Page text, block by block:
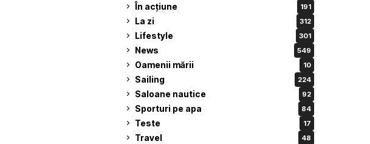
În acțiune 191
La zi 312
Lifestyle 301
News 549
Oamenii mării 10
Sailing 224
Saloane nautice 92
Sporturi pe apa 84
Teste 17
Travel 48